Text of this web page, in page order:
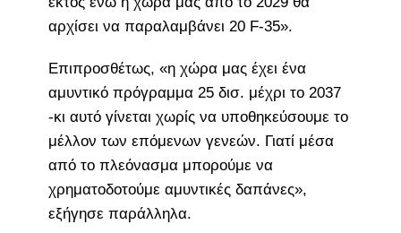
αρχίσει να παραλαμβάνει 20 F-35».
Επιπροσθέτως, «η χώρα μας έχει ένα
αμυντικό πρόγραμμα 25 δισ. μέχρι το 2037
-κι αυτό γίνεται χωρίς να υποθηκεύσουμε το
μέλλον των επόμενων γενεών. Γιατί μέσα
από το πλεόνασμα μπορούμε να
χρηματοδοτούμε αμυντικές δαπάνες»,
εξήγησε παράλληλα.